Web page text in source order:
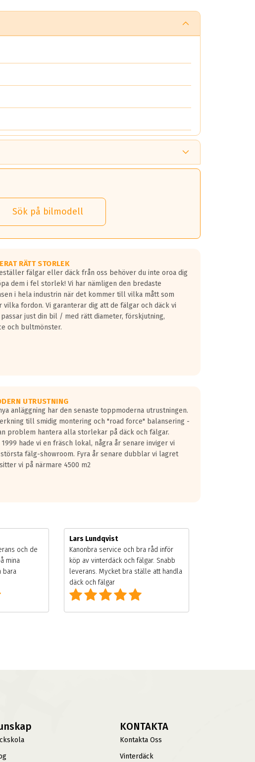
däck.
nya
Sök på bilmodell
RÄTT STORLEK
fälgar eller däck från oss behöver du inte oroa dig
dem i fel storlek! Vi har nämligen den bredaste
i hela industrin när det kommer till vilka mått som
fordon. Vi garanterar dig att de fälgar och däck vi
just din bil / med rätt diameter, förskjutning,
och bultmönster.
UTRUSTNING
anläggning har den senaste toppmoderna utrustningen.
till smidig montering och "road force" balansering -
problem hantera alla storlekar på däck och fälgar.
1999 hade vi en fräsch lokal, några år senare inviger vi
fälg-showroom. Fyra år senare dubblar vi lagret
vi på närmare 4500 m2
och de
mina
bara
Lars Lundqvist
Kanonbra service och bra råd inför
köp av vinterdäck och fälgar. Snabb
leverans. Mycket bra ställe att handla
däck och fälgar
KONTAKTA
Kontakta Oss
Vinterdäck